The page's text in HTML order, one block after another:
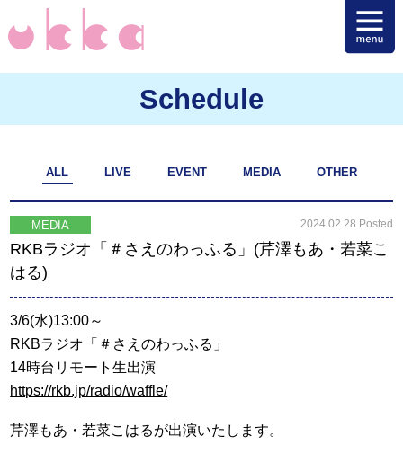
Schedule
ALL LIVE EVENT MEDIA OTHER
MEDIA 2024.02.28 Posted
RKBラジオ「＃さえのわっふる」(芹澤もあ・若菜こ
はる)
3/6(水)13:00～
RKBラジオ「＃さえのわっふる」
14時台リモート生出演
https://rkb.jp/radio/waffle/
芹澤もあ・若菜こはるが出演いたします。